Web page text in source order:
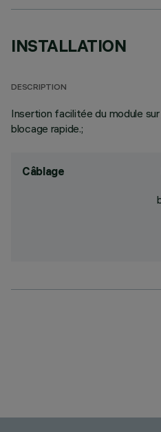
INSTALLATION
DESCRIPTION
Insertion facilitée du module
blocage rapide.;
Câblage